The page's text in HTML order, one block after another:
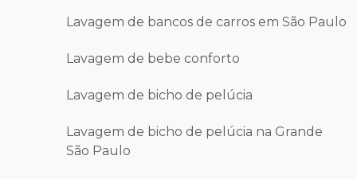
Lavagem de bancos de carros em São Paulo
Lavagem de bebe conforto
Lavagem de bicho de pelúcia
Lavagem de bicho de pelúcia na Grande
São Paulo